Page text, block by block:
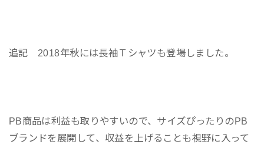
追記 2018年秋には長袖Ｔシャツも登場しました。
PB商品は利益も取りやすいので、サイズぴったりのPB
ブランドを展開して、収益を上げることも視野に入って